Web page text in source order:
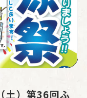
）第36回ふ